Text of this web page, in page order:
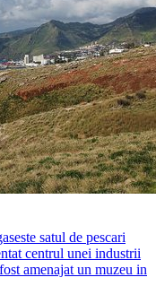
satul de pescari
centrul unei industrii
amenajat un muzeu in